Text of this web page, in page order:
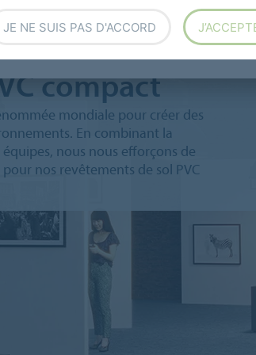
compact
mondiale pour créer des
En combinant la
nous nous efforçons de
nos revêtements de sol PVC
JE NE SUIS PAS D'ACCORD